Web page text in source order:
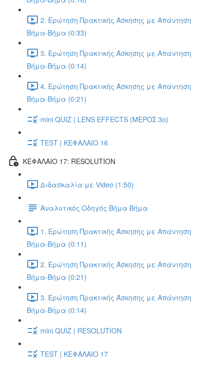
2. Ερώτηση Πρακτικής Άσκησης με Απάντηση
Βήμα-Βήμα (0:33)
3. Ερώτηση Πρακτικής Άσκησης με Απάντηση
Βήμα-Βήμα (0:14)
4. Ερώτηση Πρακτικής Άσκησης με Απάντηση
Βήμα-Βήμα (0:21)
mini QUIZ | LENS EFFECTS (ΜΕΡΟΣ 3o)
TEST | ΚΕΦΑΛΑΙΟ 16
ΚΕΦΑΛΑΙΟ 17: RESOLUTION
Διδασκαλία με Video (1:50)
Αναλυτικός Οδηγός Βήμα Βήμα
1. Ερώτηση Πρακτικής Άσκησης με Απάντηση
Βήμα-Βήμα (0:11)
2. Ερώτηση Πρακτικής Άσκησης με Απάντηση
Βήμα-Βήμα (0:21)
3. Ερώτηση Πρακτικής Άσκησης με Απάντηση
Βήμα-Βήμα (0:14)
mini QUIZ | RESOLUTION
TEST | ΚΕΦΑΛΑΙΟ 17